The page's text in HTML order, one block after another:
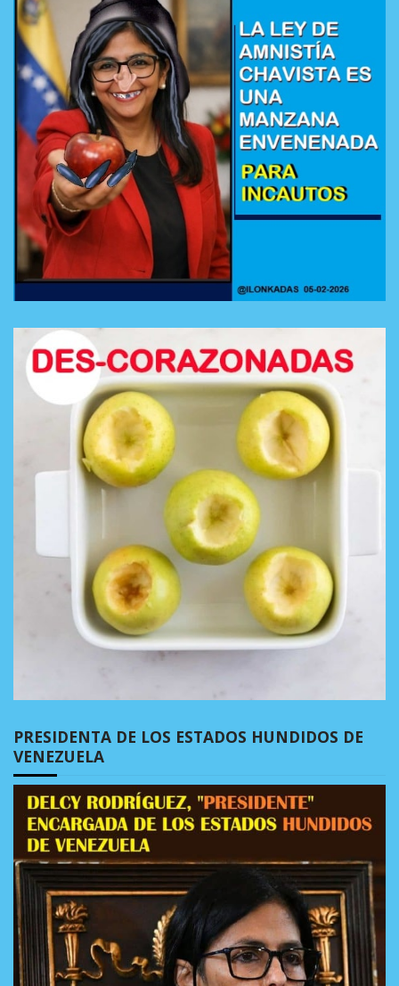
PRESIDENTA DE LOS ESTADOS HUNDIDOS DE
VENEZUELA